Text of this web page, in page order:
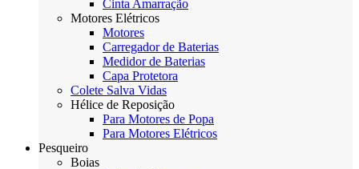
Cinta Amarração
Motores Elétricos
Motores
Carregador de Baterias
Medidor de Baterias
Capa Protetora
Colete Salva Vidas
Hélice de Reposição
Para Motores de Popa
Para Motores Elétricos
Pesqueiro
Boias